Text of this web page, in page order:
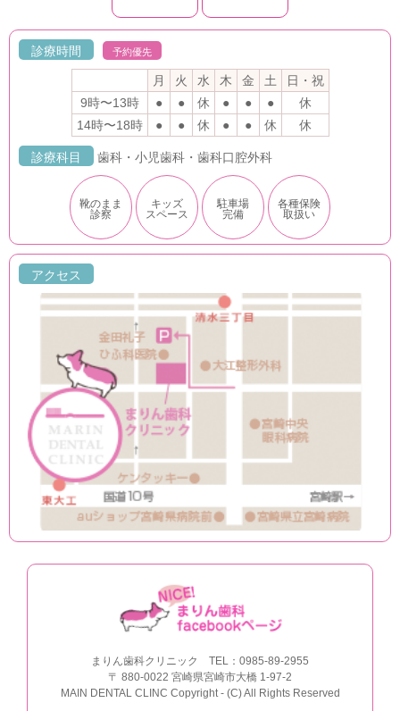
診療時間 予約優先
月 火 水 木 金 土
日・祝
9時〜13時
● ● 休 ● ● ●
休
14時〜18時
● ● 休 ● ● 休 休
診療科目 歯科・小児歯科・歯科口腔外科
靴のまま
診察
キッズ
スペース
駐車場
完備
各種保険
取扱い
アクセス
まりん歯科クリニック
TEL：0985-89-2955
〒 880-0022 宮崎県宮崎市大橋 1-97-2
MAIN DENTAL CLINC Copyright - (C) All Rights Reserved